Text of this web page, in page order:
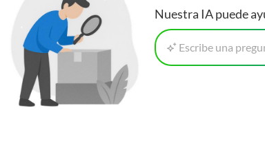
Nuestra IA puede
Escribe una